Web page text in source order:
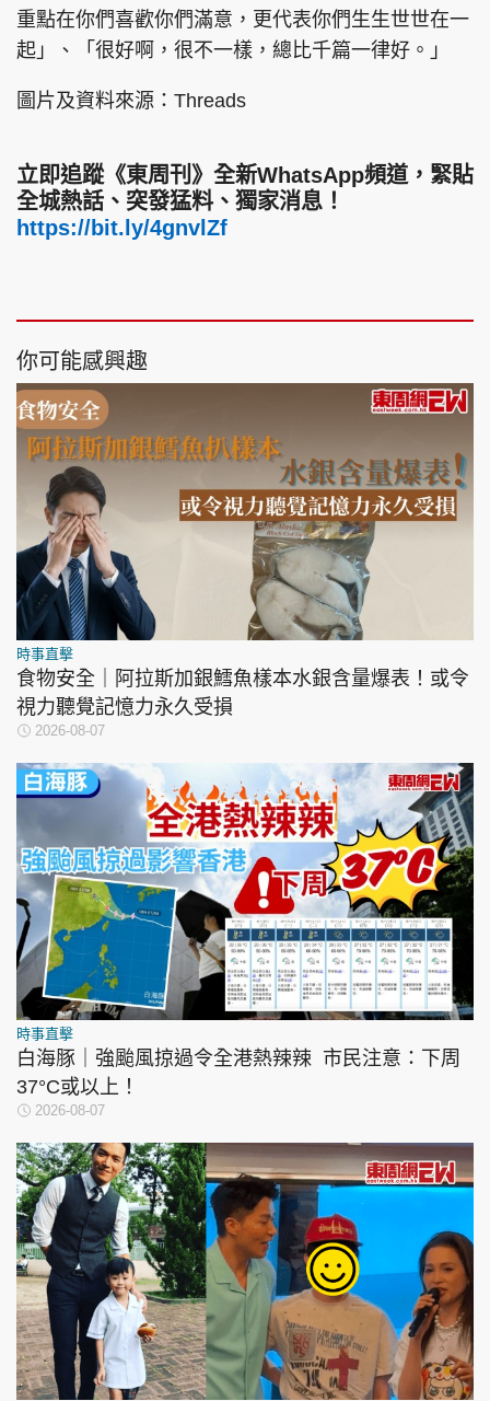
重點在你們喜歡你們滿意，更代表你們生生世世在一
起」、「很好啊，很不一樣，總比千篇一律好。」
圖片及資料來源：Threads
立即追蹤《東周刊》全新WhatsApp頻道，緊貼
全城熱話、突發猛料、獨家消息！
https://bit.ly/4gnvlZf
你可能感興趣
時事直擊
食物安全｜阿拉斯加銀鱈魚樣本水銀含量爆表！或令
視力聽覺記憶力永久受損
2026-08-07
時事直擊
白海豚｜強颱風掠過令全港熱辣辣 市民注意：下周
37°C或以上！
2026-08-07